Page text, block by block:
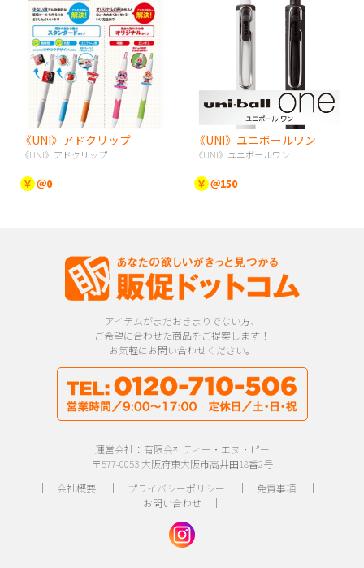
《UNI》アドクリップ
《UNI》アドクリップ
￥ ＠0
《UNI》ユニボールワン
《UNI》ユニボールワン
￥ ＠150
アイテムがまだおきまりでない方、
ご希望に合わせた商品をご提案します！
お気軽にお問い合わせください。
運営会社：有限会社ティー・エヌ・ピー
〒577-0053 大阪府東大阪市高井田18番2号
｜ 会社概要｜ プライバシーポリシー ｜ 免責事項｜
お問い合わせ ｜